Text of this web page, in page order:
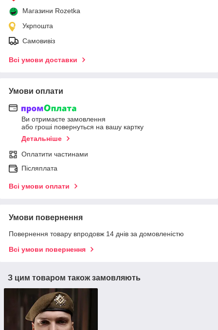
Магазини Rozetka
Укрпошта
Самовивіз
Всі умови доставки
Умови оплати
Ви отримаєте замовлення
або гроші повернуться на вашу картку
Детальніше
Оплатити частинами
Післяплата
Всі умови оплати
Умови повернення
Повернення товару впродовж 14 днів за домовленістю
Всі умови повернення
З цим товаром також замовляють